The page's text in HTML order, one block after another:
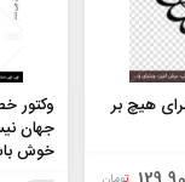
هیچ بر
وکتور
جهان
خوش